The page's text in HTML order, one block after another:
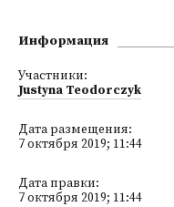
Информация
Участники:
Justyna Teodorczyk
Дата размещения:
7 октября 2019; 11:44
Дата правки:
7 октября 2019; 11:44